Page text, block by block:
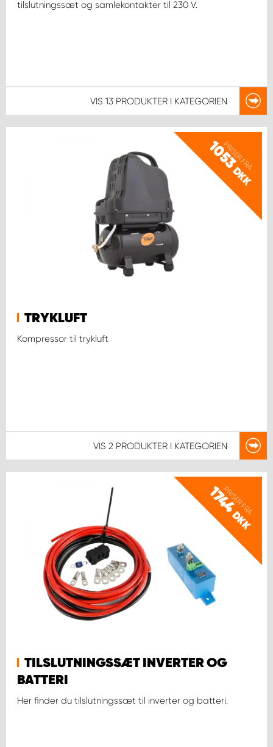
tilslutningssæt og samlekontakter til 230 V.
VIS 13 PRODUKTER I KATEGORIEN
PRISER FRA
1053
DKK
TRYKLUFT
Kompressor til trykluft
VIS 2 PRODUKTER I KATEGORIEN
PRISER FRA
1744
DKK
TILSLUTNINGSSÆT INVERTER OG
BATTERI
Her finder du tilslutningssæt til inverter og batteri.